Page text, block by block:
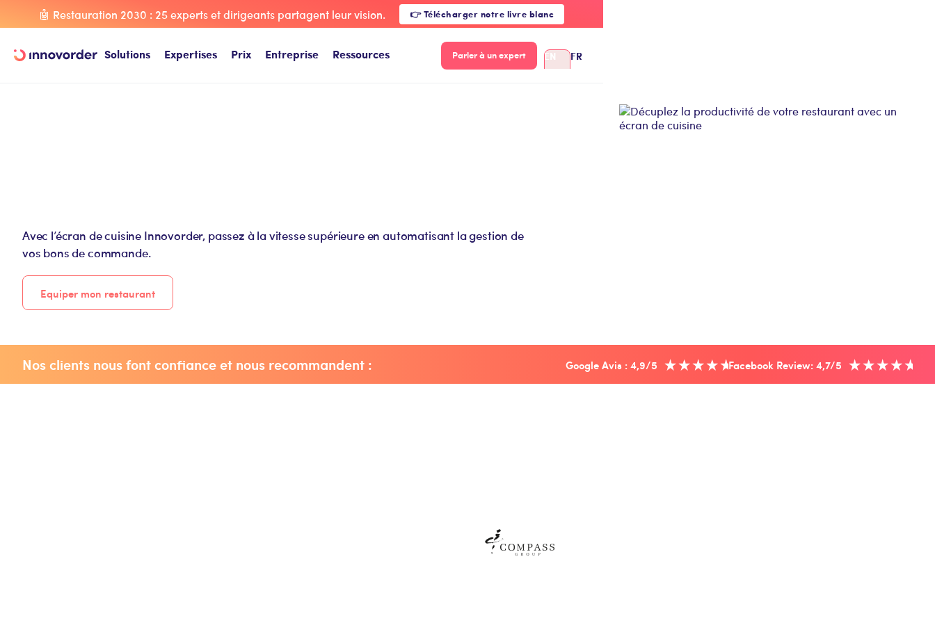
🤖 Restauration 2030 : 25 experts et dirigeants partagent leur vision. 👉 Télécharger notre livre blanc
Solutions Expertises Prix Entreprise Ressources Parler à un expert EN FR
Avec l’écran de cuisine Innovorder, passez à la vitesse supérieure en automatisant la gestion de
vos bons de commande.
Equiper mon restaurant
Nos clients nous font confiance et nous recommandent : Google Avis : 4,9/5 Facebook Review: 4,7/5